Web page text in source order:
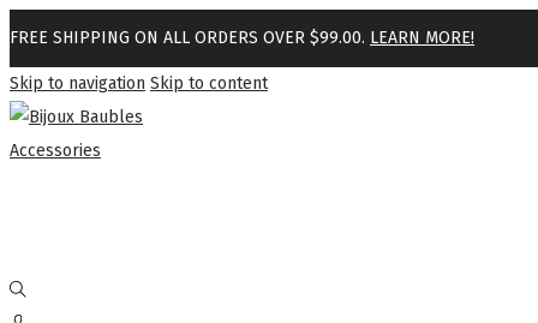
FREE SHIPPING ON ALL ORDERS OVER $99.00. LEARN MORE!
Skip to navigation Skip to content